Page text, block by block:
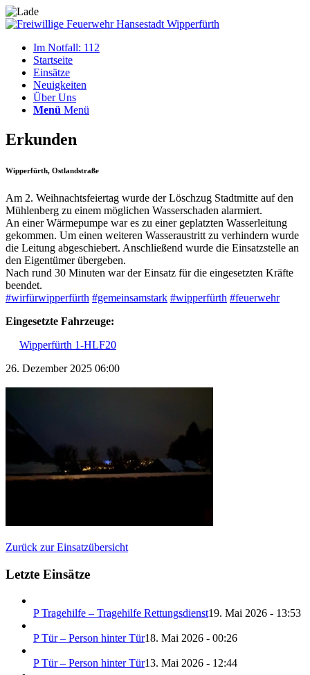
Im Notfall: 112
Startseite
Einsätze
Neuigkeiten
Über Uns
Menü Menü
Erkunden
Wipperfürth, Ostlandstraße
Am 2. Weihnachtsfeiertag wurde der Löschzug Stadtmitte auf den
Mühlenberg zu einem möglichen Wasserschaden alarmiert.
An einer Wärmepumpe war es zu einer geplatzten Wasserleitung
gekommen. Um einen weiteren Wasseraustritt zu verhindern wurde
die Leitung abgeschiebert. Anschließend wurde die Einsatzstelle an
den Eigentümer übergeben.
Nach rund 30 Minuten war der Einsatz für die eingesetzten Kräfte
beendet.
#wirfürwipperfürth #gemeinsamstark #wipperfürth #feuerwehr
Eingesetzte Fahrzeuge:
Wipperfürth 1-HLF20
26. Dezember 2025 06:00
Zurück zur Einsatzübersicht
Letzte Einsätze
P Tragehilfe – Tragehilfe Rettungsdienst19. Mai 2026 - 13:53
P Tür – Person hinter Tür18. Mai 2026 - 00:26
P Tür – Person hinter Tür13. Mai 2026 - 12:44